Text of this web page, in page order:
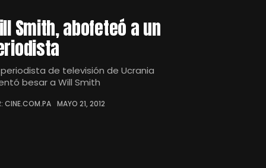
Smith, abofeteó a un
periodista de televisión de Ucrania
besar a Will Smith
CINE.COM.PA MAYO 21, 2012